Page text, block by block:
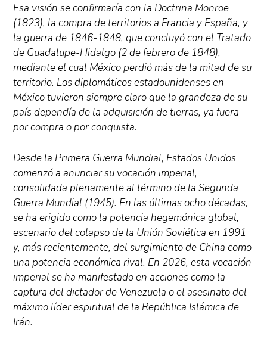
Esa visión se confirmaría con la Doctrina Monroe
(1823), la compra de territorios a Francia y España, y
la guerra de 1846-1848, que concluyó con el Tratado
de Guadalupe-Hidalgo (2 de febrero de 1848),
mediante el cual México perdió más de la mitad de su
territorio. Los diplomáticos estadounidenses en
México tuvieron siempre claro que la grandeza de su
país dependía de la adquisición de tierras, ya fuera
por compra o por conquista.
Desde la Primera Guerra Mundial, Estados Unidos
comenzó a anunciar su vocación imperial,
consolidada plenamente al término de la Segunda
Guerra Mundial (1945). En las últimas ocho décadas,
se ha erigido como la potencia hegemónica global,
escenario del colapso de la Unión Soviética en 1991
y, más recientemente, del surgimiento de China como
una potencia económica rival. En 2026, esta vocación
imperial se ha manifestado en acciones como la
captura del dictador de Venezuela o el asesinato del
máximo líder espiritual de la República Islámica de
Irán.